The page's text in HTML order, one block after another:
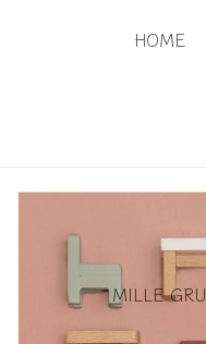
HOME
MILLE GRU